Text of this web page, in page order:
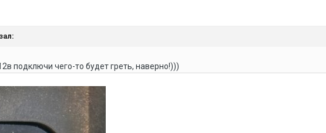
подключи чего-то будет греть, наверно!)))